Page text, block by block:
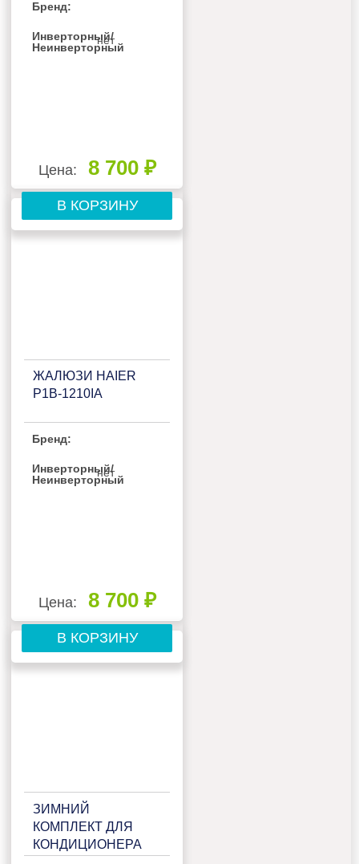
Бренд:
Инверторный/
Неинверторный
нет
Цена: 8 700 ₽
В КОРЗИНУ
ЖАЛЮЗИ HAIER
P1B-1210IA
Бренд:
Инверторный/
Неинверторный
нет
Цена: 8 700 ₽
В КОРЗИНУ
ЗИМНИЙ
КОМПЛЕКТ ДЛЯ
КОНДИЦИОНЕРА